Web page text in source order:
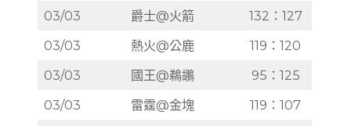
03/03
爵士@火箭
132：127
03/03
熱火@公鹿
119：120
03/03
國王@鵜鶘
95：125
03/03
雷霆@金塊
119：107